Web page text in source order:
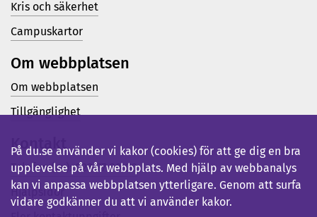
Kris och säkerhet
Campuskartor
Om webbplatsen
Om webbplatsen
Tillgänglighet
Kontakt
Telefon (vx): 023-77 80 00
Hjälpsidor
På du.se använder vi kakor (cookies) för att ge dig en bra
upplevelse på vår webbplats. Med hjälp av webbanalys
kan vi anpassa webbplatsen ytterligare. Genom att surfa
vidare godkänner du att vi använder kakor.